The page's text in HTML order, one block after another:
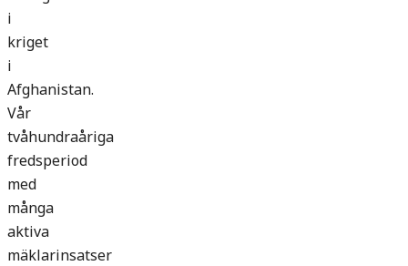
i
kriget
i
Afghanistan.
Vår
tvåhundraåriga
fredsperiod
med
många
aktiva
mäklarinsatser